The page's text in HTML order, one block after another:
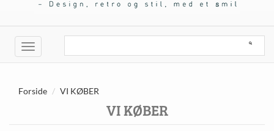
Toggle
navigation
Forside VI KØBER
VI KØBER